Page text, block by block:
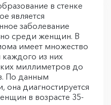
в стенке
является
заболевание
среди женщин. В
имеет множество
из них
миллиметров до
По данным
она диагностируется
в возрасте 35-